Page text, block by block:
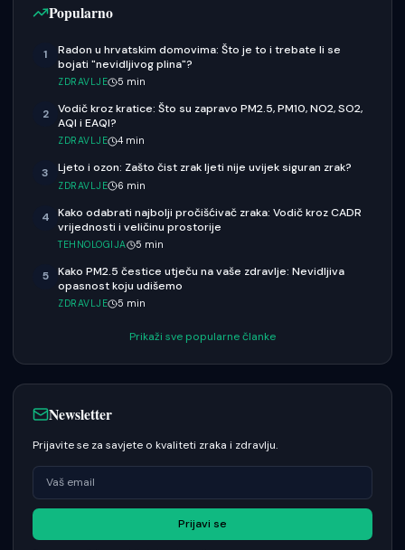
Popularno
1
Radon u hrvatskim domovima: Što je to i trebate li se
bojati "nevidljivog plina"?
ZDRAVLJE 5 min
2
Vodič kroz kratice: Što su zapravo PM2.5, PM10, NO2, SO2,
AQI i EAQI?
ZDRAVLJE 4min
3 Ljeto i ozon: Zašto čist zrak ljeti nije uvijek siguran zrak?
ZDRAVLJE 6 min
4
Kako odabrati najbolji pročišćivač zraka: Vodič kroz CADR
vrijednosti i veličinu prostorije
TEHNOLOGIJA 5 min
5
Kako PM2.5 čestice utječu na vaše zdravlje: Nevidljiva
opasnost koju udišemo
ZDRAVLJE 5 min
Prikaži sve popularne članke
Newsletter
Prijavite se za savjete o kvaliteti zraka i zdravlju.
Prijavi se